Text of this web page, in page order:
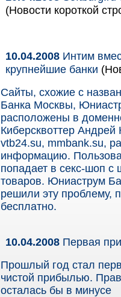
(Новости короткой
10.04.2008 Интим
крупнейшие банки
Сайты, схожие с
Банка Москвы,
расположены в
Киберсквоттер
vtb24.su, mmbank.su,
информацию.
попадает в секс-шоп с
товаров. Юниаструм
решили эту проблему,
бесплатно.
10.04.2008 Первая
Прошлый год стал
чистой прибылью.
осталась бы в минусе